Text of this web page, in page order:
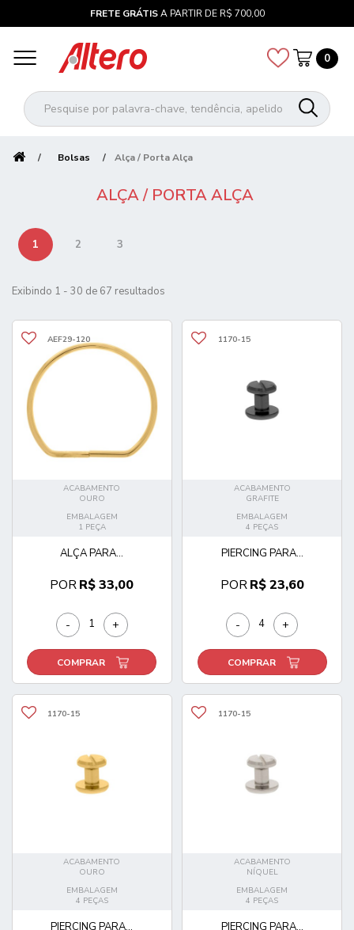
FRETE GRÁTISA PARTIR DE R$ 700,00
0
Bolsas Alça / Porta Alça
ALÇA / PORTA ALÇA
1 2 3
Exibindo 1 - 30 de 67 resultados
AEF29-120
ACABAMENTO
OURO
EMBALAGEM
1 PEÇA
ALÇA PARA...
PORR$ 33,00
- +
COMPRAR
1170-15
ACABAMENTO
GRAFITE
EMBALAGEM
4 PEÇAS
PIERCING PARA...
PORR$ 23,60
- +
COMPRAR
1170-15
ACABAMENTO
OURO
EMBALAGEM
4 PEÇAS
PIERCING PARA...
1170-15
ACABAMENTO
NÍQUEL
EMBALAGEM
4 PEÇAS
PIERCING PARA...